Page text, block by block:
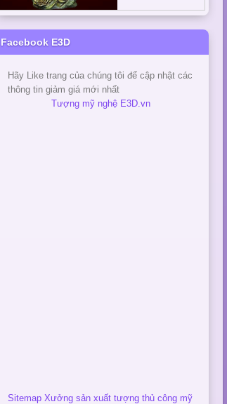
Facebook E3D
Hãy Like trang của chúng tôi để cập nhật các
thông tin giảm giá mới nhất
Tượng mỹ nghệ E3D.vn
Sitemap Xưởng sản xuất tượng thủ công mỹ